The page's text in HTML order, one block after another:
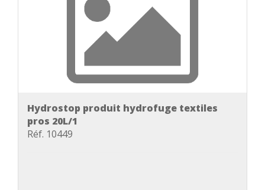
Hydrostop produit hydrofuge textiles
pros 20L/1
Réf. 10449